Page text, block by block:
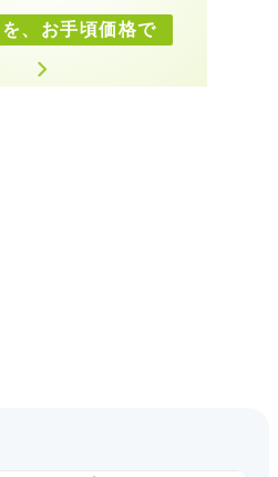
を、お手頃価格で